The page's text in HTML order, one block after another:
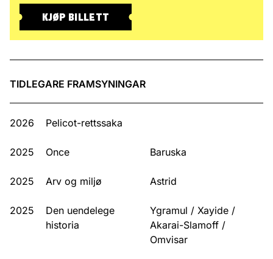
KJØP BILLETT
TIDLEGARE FRAMSYNINGAR
2026 Pelicot-rettssaka
2025 Once Baruska
2025 Arv og miljø Astrid
2025
Den uende­lege
historia
Ygramul / Xayide /
Akarai-Slamoff /
Omvisar